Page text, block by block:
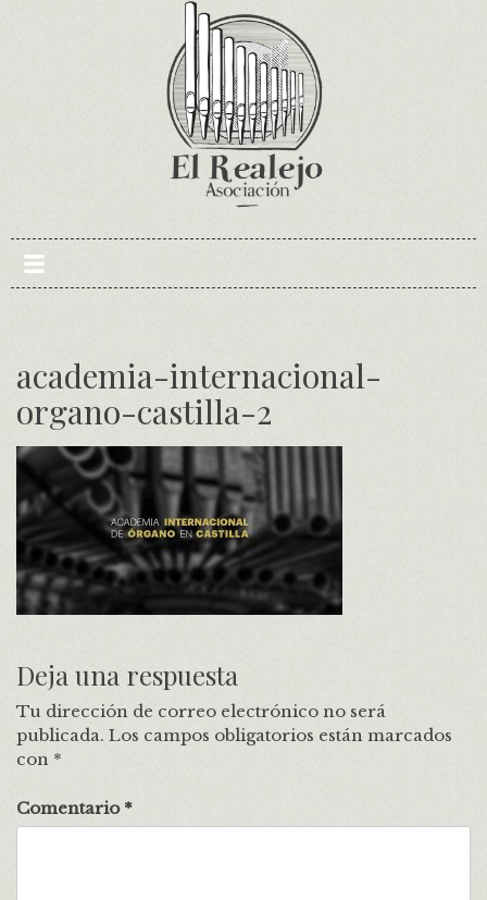
academia-internacional-
organo-castilla-2
Deja una respuesta
Tu dirección de correo electrónico no será
publicada. Los campos obligatorios están marcados
con *
Comentario *